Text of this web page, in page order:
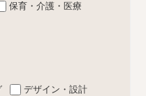
保育・介護・医療
デザイン・設計